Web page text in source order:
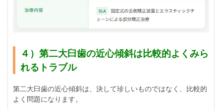
４）第二大臼歯の近心傾斜は比較的よくみら
れるトラブル
第二大臼歯の近心傾斜は、決して珍しいものではなく、比較的
よく問題になります。